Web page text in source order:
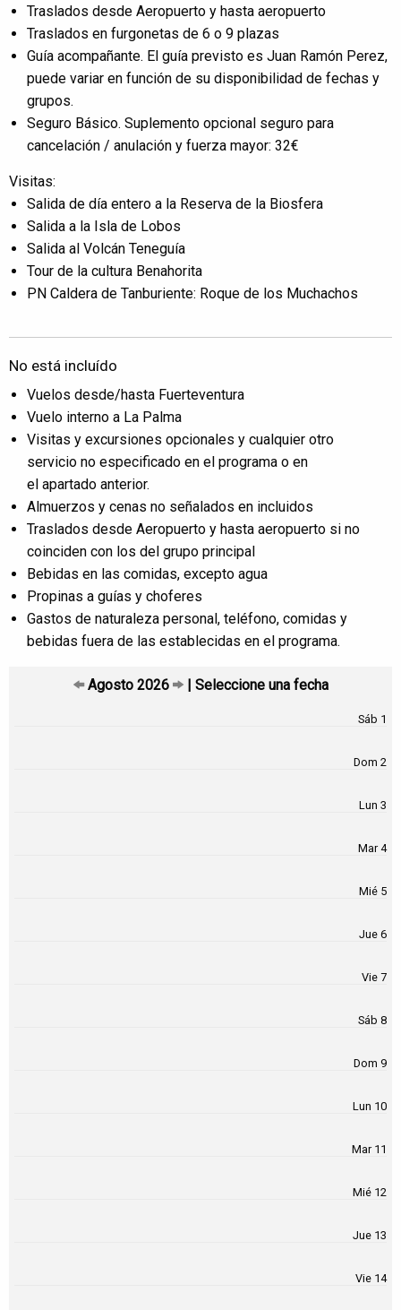
Traslados desde Aeropuerto y hasta aeropuerto
Traslados en furgonetas de 6 o 9 plazas
Guía acompañante. El guía previsto es Juan Ramón Perez,
puede variar en función de su disponibilidad de fechas y
grupos.
Seguro Básico. Suplemento opcional seguro para
cancelación / anulación y fuerza mayor: 32€
Visitas:
Salida de día entero a la Reserva de la Biosfera
Salida a la Isla de Lobos
Salida al Volcán Teneguía
Tour de la cultura Benahorita
PN Caldera de Tanburiente: Roque de los Muchachos
No está incluído
Vuelos desde/hasta Fuerteventura
Vuelo interno a La Palma
Visitas y excursiones opcionales y cualquier otro
servicio no especificado en el programa o en
el apartado anterior.
Almuerzos y cenas no señalados en incluidos
Traslados desde Aeropuerto y hasta aeropuerto si no
coinciden con los del grupo principal
Bebidas en las comidas, excepto agua
Propinas a guías y choferes
Gastos de naturaleza personal, teléfono, comidas y
bebidas fuera de las establecidas en el programa.
Agosto 2026 | Seleccione una fecha
Sáb 1
Dom 2
Lun 3
Mar 4
Mié 5
Jue 6
Vie 7
Sáb 8
Dom 9
Lun 10
Mar 11
Mié 12
Jue 13
Vie 14